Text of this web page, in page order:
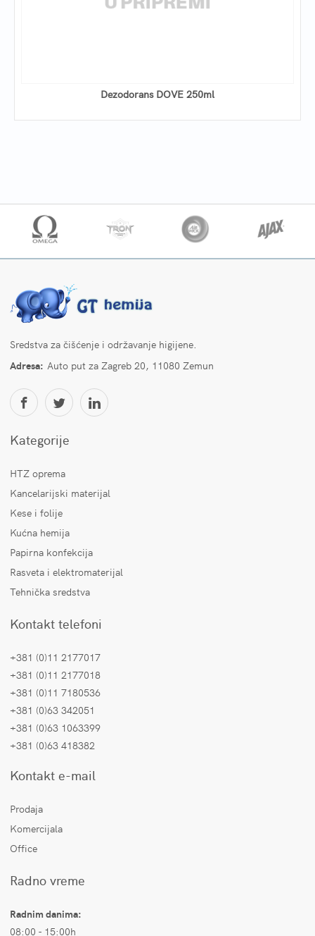
Dezodorans DOVE 250ml
Sredstva za čišćenje i održavanje higijene.
Adresa: Auto put za Zagreb 20, 11080 Zemun
Kategorije
HTZ oprema
Kancelarijski materijal
Kese i folije
Kućna hemija
Papirna konfekcija
Rasveta i elektromaterijal
Tehnička sredstva
Kontakt telefoni
+381 (0)11 2177017
+381 (0)11 2177018
+381 (0)11 7180536
+381 (0)63 342051
+381 (0)63 1063399
+381 (0)63 418382
Kontakt e-mail
Prodaja
Komercijala
Office
Radno vreme
Radnim danima:
08:00 - 15:00h